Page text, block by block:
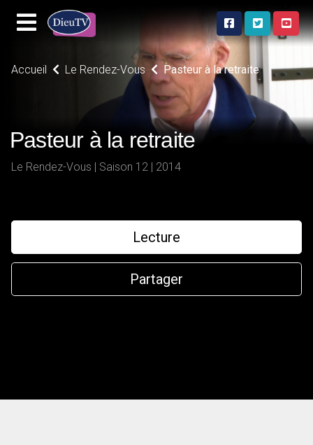
Accueil Le Rendez-Vous Pasteur à la retraite
Pasteur à la retraite
Le Rendez-Vous | Saison 12 | 2014
Lecture
Partager